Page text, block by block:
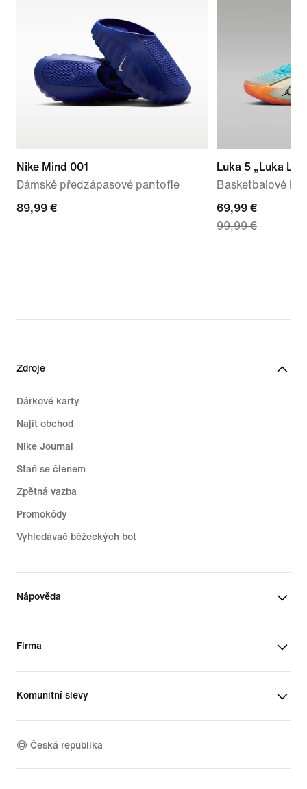
Nike Mind 001
Dámské předzápasové pantofle
89,99 €
89,99 €
Luka 5 „Luka
Basketbalové
current
price
69,99 €
99,99 €
Zdroje
Dárkové karty
Najít obchod
Nike Journal
Staň se členem
Zpětná vazba
Promokódy
Vyhledávač běžeckých bot
Nápověda
Firma
Komunitní slevy
Česká republika